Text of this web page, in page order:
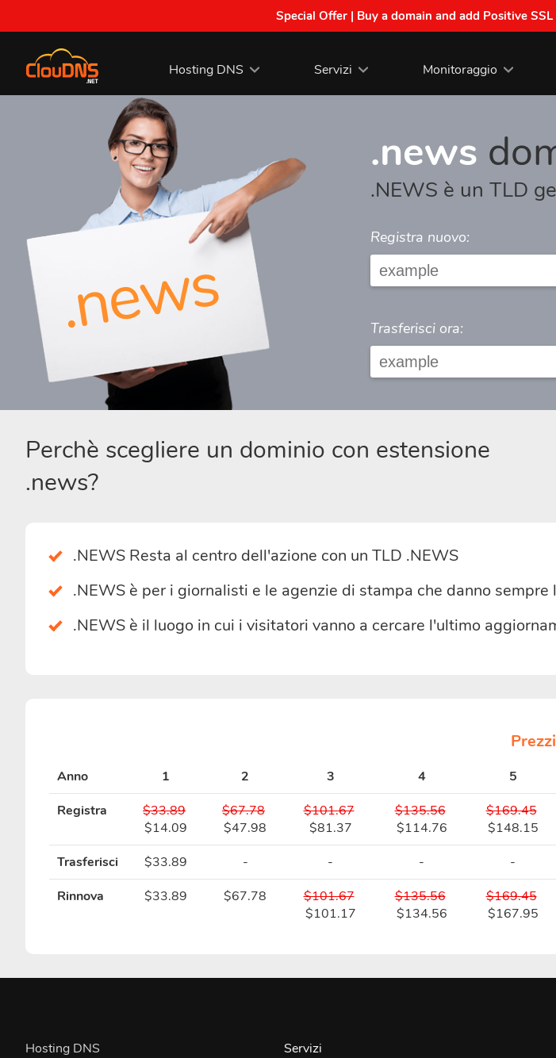
Special Offer | Buy a domain and add Positive
Hosting DNS Servizi Monitoraggio
.news
.news
.NEWS è un TLD
Registra nuovo:
Trasferisci ora:
Perchè scegliere un dominio con estensione
.news?
.NEWS Resta al centro dell'azione con un TLD .NEWS
.NEWS è per i giornalisti e le agenzie di stampa che danno
.NEWS è il luogo in cui i visitatori vanno a cercare l'ultimo
Prezzi
Anno 1 2 3 4 5
Registra
$33.89
$14.09
$67.78
$47.98
$101.67
$81.37
$135.56
$114.76
$169.45
$148.15
Trasferisci
$33.89 - - - -
Rinnova
$33.89 $67.78
$101.67
$101.17
$135.56
$134.56
$169.45
$167.95
Hosting DNS
Servizi